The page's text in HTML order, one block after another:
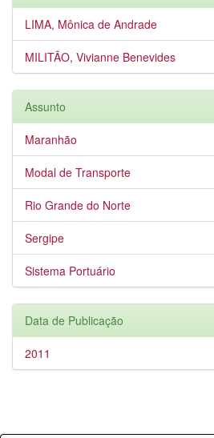
LIMA, Mônica de Andrade
MILITÃO, Vivianne Benevides
Assunto
Maranhão
Modal de Transporte
Rio Grande do Norte
Sergipe
Sistema Portuário
Data de Publicação
2011